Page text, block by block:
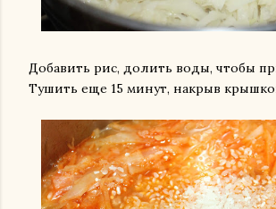
Добавить рис, долить воды, чтобы
Тушить еще 15 минут, накрыв